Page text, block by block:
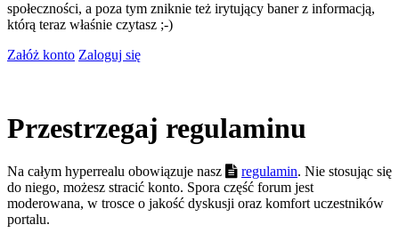
społeczności, a poza tym zniknie też irytujący baner z informacją,
którą teraz właśnie czytasz ;-)
Załóż konto Zaloguj się
Przestrzegaj regulaminu
Na całym hyperrealu obowiązuje nasz regulamin. Nie stosując się
do niego, możesz stracić konto. Spora część forum jest
moderowana, w trosce o jakość dyskusji oraz komfort uczestników
portalu.